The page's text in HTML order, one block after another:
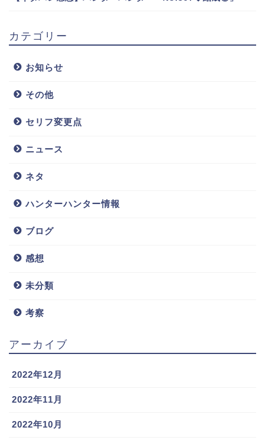
カテゴリー
お知らせ
その他
セリフ変更点
ニュース
ネタ
ハンターハンター情報
ブログ
感想
未分類
考察
アーカイブ
2022年12月
2022年11月
2022年10月